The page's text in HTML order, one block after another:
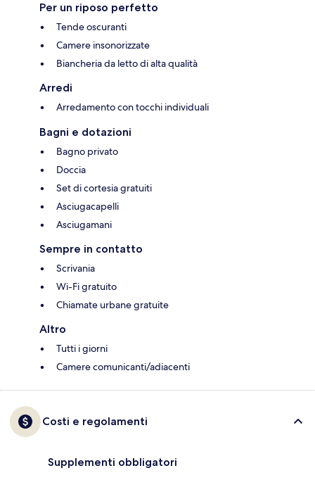
Per un riposo perfetto
Tende oscuranti
Camere insonorizzate
Biancheria da letto di alta qualità
Arredi
Arredamento con tocchi individuali
Bagni e dotazioni
Bagno privato
Doccia
Set di cortesia gratuiti
Asciugacapelli
Asciugamani
Sempre in contatto
Scrivania
Wi-Fi gratuito
Chiamate urbane gratuite
Altro
Tutti i giorni
Camere comunicanti/adiacenti
Costi e regolamenti
Supplementi obbligatori